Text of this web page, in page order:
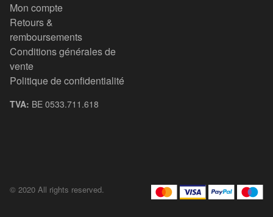
Mon compte
Retours &
remboursements
Conditions générales de
vente
Politique de confidentialité
TVA: BE 0533.711.618
© 2020 All rights reserved.